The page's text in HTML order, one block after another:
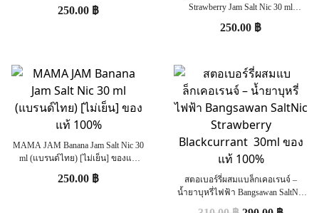
250.00 ฿
Strawberry Jam Salt Nic 30 ml
250.00 ฿
MAMA JAM Banana Jam Salt Nic 30
ml (แบรนด์ไทย) [ไม่เย็น] ของแท้
250.00 ฿
สตอเบอร์รี่ผสมแบล็กเคอเรนจ์ –
น้ำยาบุหรี่ไฟฟ้า Bangsawan SaltNic